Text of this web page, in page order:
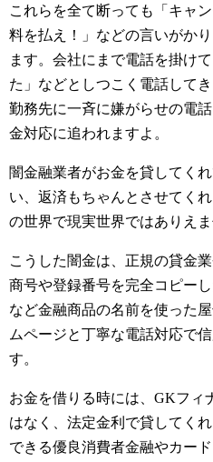
これらを全て断っても「キャ
料を払え！」などの言いがか
ます。会社にまで電話を掛け
た」などとしつこく電話して
勤務先に一斉に嫌がらせの電
金対応に追われますよ。
闇金融業者がお金を貸してく
い、返済もちゃんとさせてく
の世界で現実世界ではありえま
こうした闇金は、正規の貸金
商号や登録番号を完全コピー
など金融商品の名前を使った
ムページと丁寧な電話対応で
す。
お金を借りる時には、GKフィ
はなく、法定金利で貸してく
できる優良消費者金融やカー